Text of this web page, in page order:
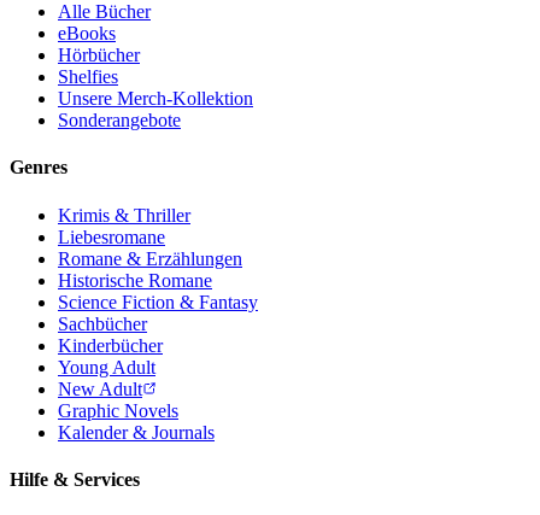
Alle Bücher
eBooks
Hörbücher
Shelfies
Unsere Merch-Kollektion
Sonderangebote
Genres
Krimis & Thriller
Liebesromane
Romane & Erzählungen
Historische Romane
Science Fiction & Fantasy
Sachbücher
Kinderbücher
Young Adult
New Adult
Graphic Novels
Kalender & Journals
Hilfe & Services